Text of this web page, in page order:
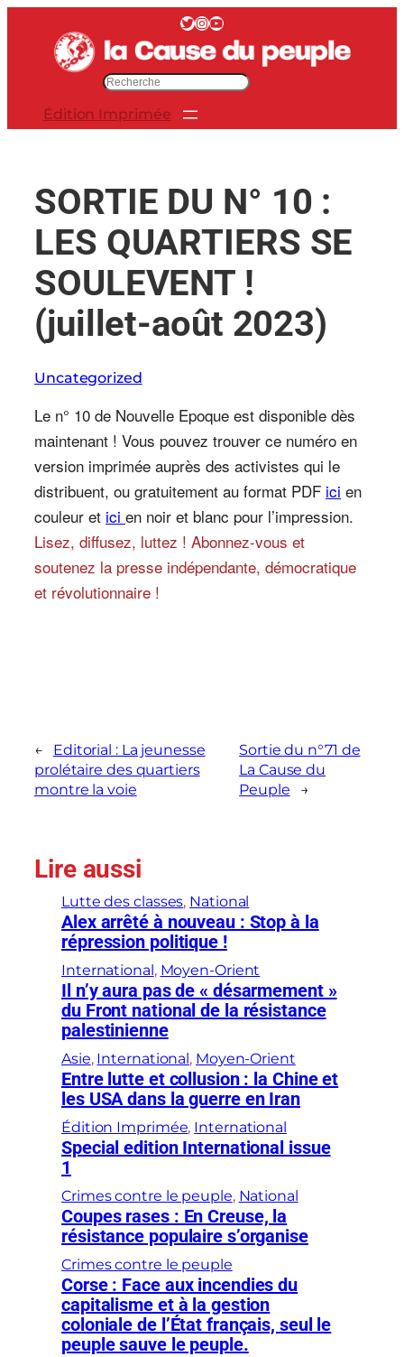
contenu
Twitter InstagramYouTube
c
r
Édition Imprimée
SORTIE DU N° 10 :
LES QUARTIERS SE
SOULEVENT !
(juillet-août 2023)
Uncategorized
Le n° 10 de Nouvelle Epoque est disponible dès
maintenant ! Vous pouvez trouver ce numéro en
version imprimée auprès des activistes qui le
distribuent, ou gratuitement au format PDF ici en
couleur et ici en noir et blanc pour l’impression.
Lisez, diffusez, luttez ! Abonnez-vous et
soutenez la presse indépendante, démocratique
et révolutionnaire !
←
Editorial : La jeunesse
prolétaire des quartiers
montre la voie
Sortie du n°71 de
La Cause du
Peuple
→
Lire aussi
Lutte des classes, National
Alex arrêté à nouveau : Stop à la
répression politique !
International , Moyen-Orient
Il n’y aura pas de « désarmement »
du Front national de la résistance
palestinienne
Asie, International , Moyen-Orient
Entre lutte et collusion : la Chine et
les USA dans la guerre en Iran
Édition Imprimée, International
Special edition International issue
1
Crimes contre le peuple, National
Coupes rases : En Creuse, la
résistance populaire s’organise
Crimes contre le peuple
Corse : Face aux incendies du
capitalisme et à la gestion
coloniale de l’État français, seul le
peuple sauve le peuple.